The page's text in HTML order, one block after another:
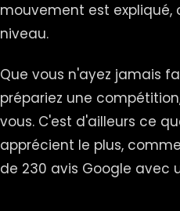
mouvement est
niveau.
Que vous n'ayez jamais
prépariez une
vous. C'est d'ailleurs ce
apprécient le plus,
de 230 avis Google avec